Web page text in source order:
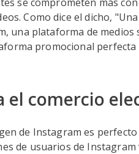
Como dice el dicho,
una plataforma de medios
promocional perfecta
el comercio
de Instagram es
de usuarios de Instagram